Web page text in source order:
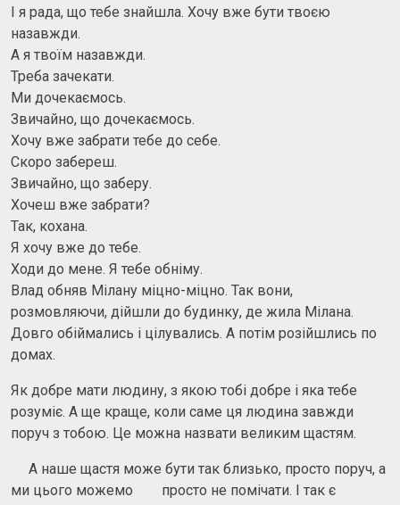
І я рада, що тебе знайшла. Хочу вже бути твоєю
назавжди.
А я твоїм назавжди.
Треба зачекати.
Ми дочекаємось.
Звичайно, що дочекаємось.
Хочу вже забрати тебе до себе.
Скоро забереш.
Звичайно, що заберу.
Хочеш вже забрати?
Так, кохана.
Я хочу вже до тебе.
Ходи до мене. Я тебе обніму.
Влад обняв Мілану міцно-міцно. Так вони,
розмовляючи, дійшли до будинку, де жила Мілана.
Довго обіймались і цілувались. А потім розійшлись по
домах.
Як добре мати людину, з якою тобі добре і яка тебе
розуміє. А ще краще, коли саме ця людина завжди
поруч з тобою. Це можна назвати великим щастям.
А наше щастя може бути так близько, просто поруч, а
ми цього можемо просто не помічати. І так є